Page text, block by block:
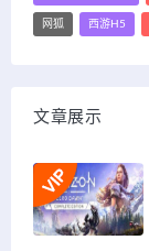
网狐 西游H5
文章展示